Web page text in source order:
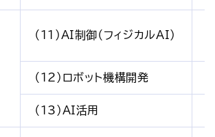
（11）AI制御（フィジカルAI）
（12）ロボット機構開発
（13）AI活用